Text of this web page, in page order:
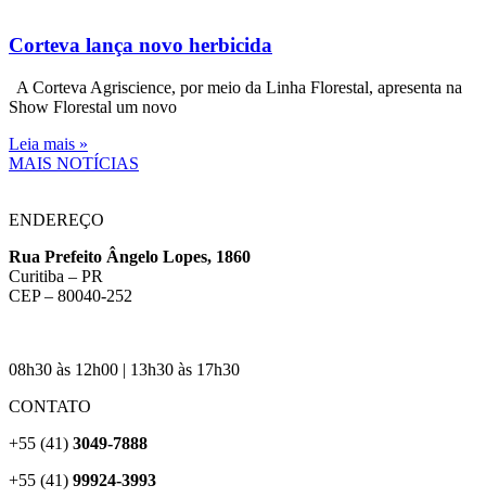
Corteva lança novo herbicida
A Corteva Agriscience, por meio da Linha Florestal, apresenta na
Show Florestal um novo
Leia mais »
MAIS NOTÍCIAS
ENDEREÇO
Rua Prefeito Ângelo Lopes, 1860
Curitiba – PR
CEP – 80040-252
​08h30 às 12h00 | 13h30 às 17h30
CONTATO
+55 (41) 3049-7888
+55 (41) 99924-3993